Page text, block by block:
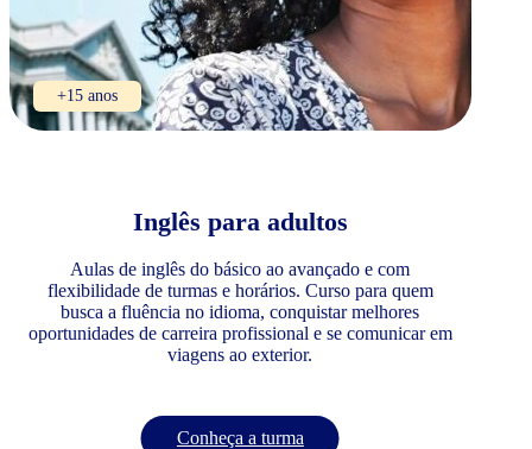
+15 anos
Inglês para adultos
Aulas de inglês do básico ao avançado e com
flexibilidade de turmas e horários. Curso para quem
busca a fluência no idioma, conquistar melhores
oportunidades de carreira profissional e se comunicar em
viagens ao exterior.
Conheça a turma